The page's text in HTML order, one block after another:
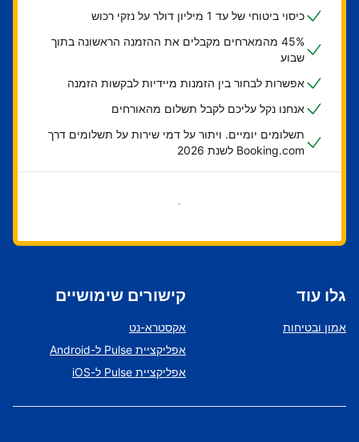
כיסוי ביטוחי של עד 1 מיליון דולר על נזקי רכוש
45% מהמארחים מקבלים את ההזמנה הראשונה בתוך
שבוע
אפשרות לבחור בין הזמנות מיידיות לבקשות הזמנה
אנחנו נקל עליכם לקבל תשלום מהאורחים
תשלומים יומיים. ויתור על דמי שירות על תשלומים דרך
Booking.com לשנת 2026
בואו נתחיל
גלו עוד
אמון ובטיחות
קישורים שימושיים
אקסטרא-נט
אפליקציית Pulse ל-Android
אפליקציית Pulse ל-iOS